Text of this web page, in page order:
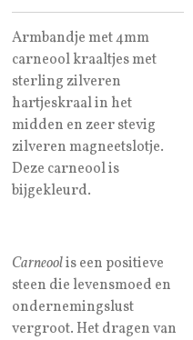
Armbandje met 4mm
carneool kraaltjes met
sterling zilveren
hartjeskraal in het
midden en zeer stevig
zilveren magneetslotje.
Deze carneool is
bijgekleurd.
Carneoolis een positieve
steen die levensmoed en
ondernemingslust
vergroot. Het dragen van